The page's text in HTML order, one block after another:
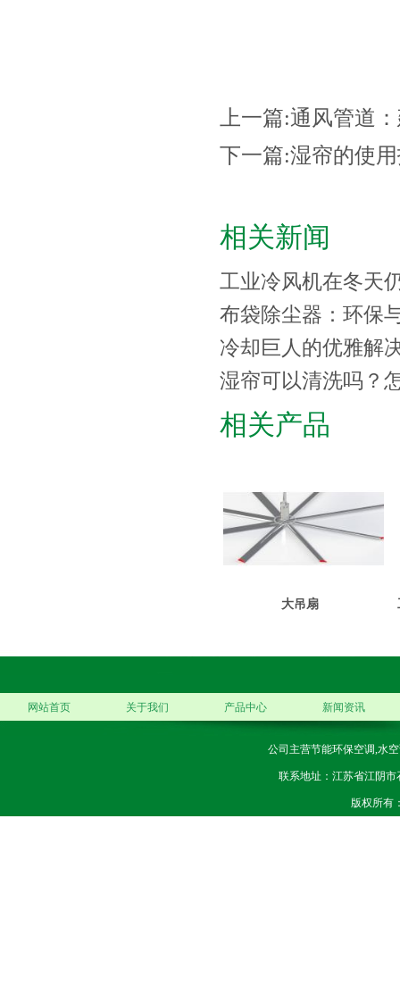
上一篇:通风管道
下一篇:湿帘的使
相关新闻
工业冷风机在冬天
布袋除尘器：环保
冷却巨人的优雅解
湿帘可以清洗吗？
相关产品
大吊扇
网站首页 关于我们 产品中心 新闻资讯
公司主营节能环保空调,水
联系地址：江苏省江阴市
版权所有